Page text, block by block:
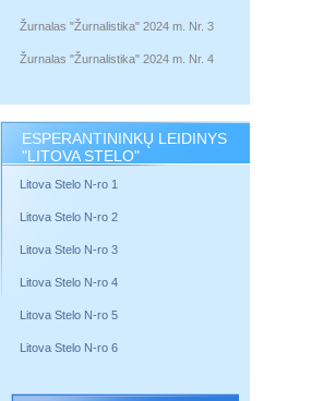
Žurnalas "Žurnalistika" 2024 m. Nr. 3
Žurnalas "Žurnalistika" 2024 m. Nr. 4
ESPERANTININKŲ LEIDINYS
"LITOVA STELO"
Litova Stelo N-ro 1
Litova Stelo N-ro 2
Litova Stelo N-ro 3
Litova Stelo N-ro 4
Litova Stelo N-ro 5
Litova Stelo N-ro 6